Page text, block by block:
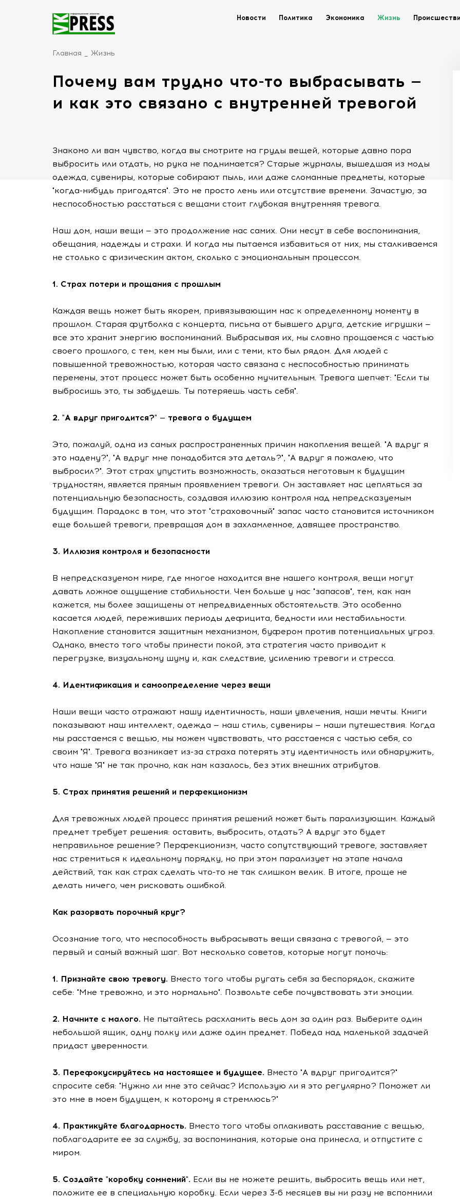
Новости Политика Экономика Жизнь
Главная Жизнь
Почему вам трудно что-то выбрасывать —
и как это связано с внутренней тревогой
Знакомо ли вам чувство, когда вы смотрите на груды вещей, которые давно пора
выбросить или отдать, но рука не поднимается? Старые журналы, вышедшая из моды
одежда, сувениры, которые собирают пыль, или даже сломанные предметы, которые
"когда-нибудь пригодятся". Это не просто лень или отсутствие времени. Зачастую, за
неспособностью расстаться с вещами стоит глубокая внутренняя тревога.
Наш дом, наши вещи — это продолжение нас самих. Они несут в себе воспоминания,
обещания, надежды и страхи. И когда мы пытаемся избавиться от них, мы сталкиваемся
не столько с физическим актом, сколько с эмоциональным процессом.
1. Страх потери и прощания с прошлым
Каждая вещь может быть якорем, привязывающим нас к определенному моменту в
прошлом. Старая футболка с концерта, письма от бывшего друга, детские игрушки —
все это хранит энергию воспоминаний. Выбрасывая их, мы словно прощаемся с частью
своего прошлого, с тем, кем мы были, или с теми, кто был рядом. Для людей с
повышенной тревожностью, которая часто связана с неспособностью принимать
перемены, этот процесс может быть особенно мучительным. Тревога шепчет: "Если ты
выбросишь это, ты забудешь. Ты потеряешь часть себя".
2. "А вдруг пригодится?" — тревога о будущем
Это, пожалуй, одна из самых распространенных причин накопления вещей. "А вдруг я
это надену?", "А вдруг мне понадобится эта деталь?", "А вдруг я пожалею, что
выбросил?". Этот страх упустить возможность, оказаться неготовым к будущим
трудностям, является прямым проявлением тревоги. Он заставляет нас цепляться за
потенциальную безопасность, создавая иллюзию контроля над непредсказуемым
будущим. Парадокс в том, что этот "страховочный" запас часто становится источником
еще большей тревоги, превращая дом в захламленное, давящее пространство.
3. Иллюзия контроля и безопасности
В непредсказуемом мире, где многое находится вне нашего контроля, вещи могут
давать ложное ощущение стабильности. Чем больше у нас "запасов", тем, как нам
кажется, мы более защищены от непредвиденных обстоятельств. Это особенно
касается людей, переживших периоды дефицита, бедности или нестабильности.
Накопление становится защитным механизмом, буфером против потенциальных угроз.
Однако, вместо того чтобы принести покой, эта стратегия часто приводит к
перегрузке, визуальному шуму и, как следствие, усилению тревоги и стресса.
4. Идентификация и самоопределение через вещи
Наши вещи часто отражают нашу идентичность, наши увлечения, наши мечты. Книги
показывают наш интеллект, одежда — наш стиль, сувениры — наши путешествия. Когда
мы расстаемся с вещью, мы можем чувствовать, что расстаемся с частью себя, со
своим "Я". Тревога возникает из-за страха потерять эту идентичность или обнаружить,
что наше "Я" не так прочно, как нам казалось, без этих внешних атрибутов.
5. Страх принятия решений и перфекционизм
Для тревожных людей процесс принятия решений может быть парализующим. Каждый
предмет требует решения: оставить, выбросить, отдать? А вдруг это будет
неправильное решение? Перфекционизм, часто сопутствующий тревоге, заставляет
нас стремиться к идеальному порядку, но при этом парализует на этапе начала
действий, так как страх сделать что-то не так слишком велик. В итоге, проще не
делать ничего, чем рисковать ошибкой.
Как разорвать порочный круг?
Осознание того, что неспособность выбрасывать вещи связана с тревогой, — это
первый и самый важный шаг. Вот несколько советов, которые могут помочь:
1. Признайте свою тревогу. Вместо того чтобы ругать себя за беспорядок, скажите
себе: "Мне тревожно, и это нормально". Позвольте себе почувствовать эти эмоции.
2. Начните с малого. Не пытайтесь расхламить весь дом за один раз. Выберите один
небольшой ящик, одну полку или даже один предмет. Победа над маленькой задачей
придаст уверенности.
3. Перефокусируйтесь на настоящее и будущее. Вместо "А вдруг пригодится?"
спросите себя: "Нужно ли мне это сейчас? Использую ли я это регулярно? Поможет ли
это мне в моем будущем, к которому я стремлюсь?"
4. Практикуйте благодарность. Вместо того чтобы оплакивать расставание с вещью,
поблагодарите ее за службу, за воспоминания, которые она принесла, и отпустите с
миром.
5. Создайте "коробку сомнений". Если вы не можете решить, выбросить вещь или нет,
положите ее в специальную коробку. Если через 3-6 месяцев вы ни разу не вспомнили